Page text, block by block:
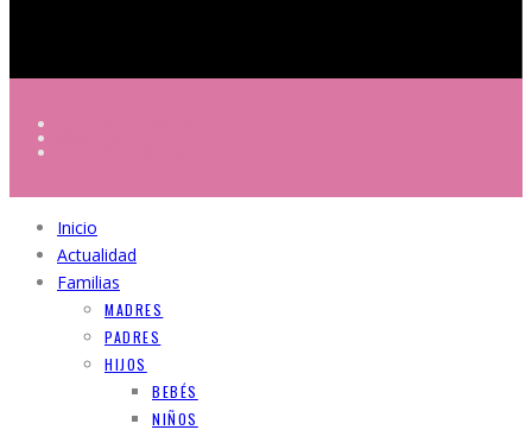
Inicio
Actualidad
Familias
MADRES
PADRES
HIJOS
BEBÉS
NIÑOS